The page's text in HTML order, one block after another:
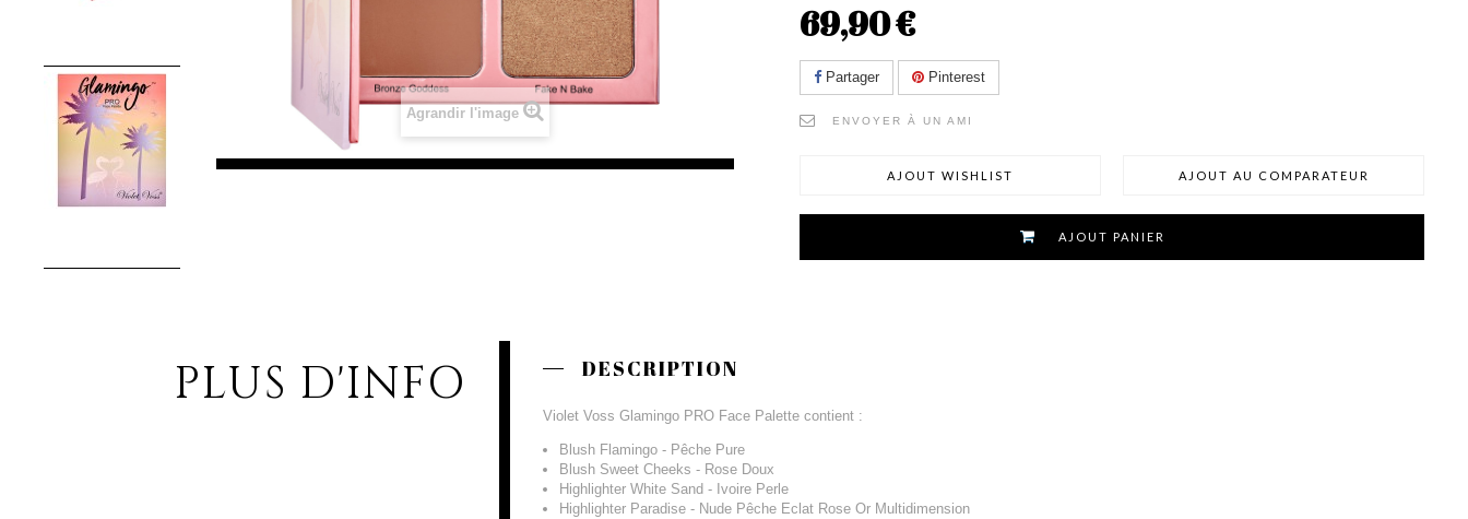
Agrandir l'image
69,90 €
Partager Pinterest
ENVOYER À UN AMI
AJOUT WISHLIST AJOUT AU COMPARATEUR
AJOUT PANIER
PLUS D'INFO DESCRIPTION
Violet Voss Glamingo PRO Face Palette contient :
Blush Flamingo - Pêche Pure
Blush Sweet Cheeks - Rose Doux
Highlighter White Sand - Ivoire Perle
Highlighter Paradise - Nude Pêche Eclat Rose Or Multidimension